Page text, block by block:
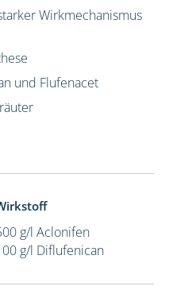
Wirkmechanismus
und Flufenacet
g/l Aclonifen
g/l Diflufenican